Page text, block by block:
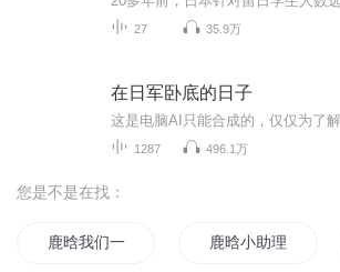
27 35.9万
在日军卧底的日子
1287 496.1万
您是不是在找：
鹿晗我们一起上学吧 鹿晗小助理哪里逃